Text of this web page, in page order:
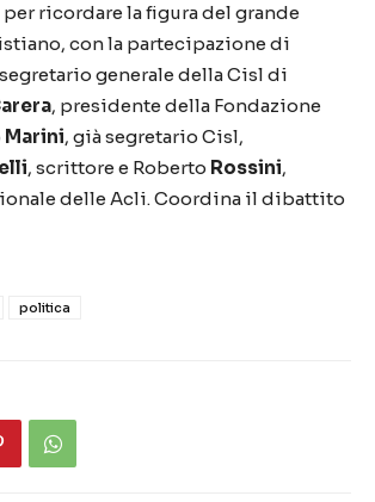
ricordare la figura del grande
con la partecipazione di
generale della Cisl di
, presidente della Fondazione
Marini, già segretario Cisl,
, scrittore e Roberto Rossini,
delle Acli. Coordina il dibattito
politica